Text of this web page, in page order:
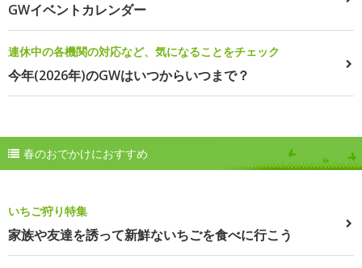
GWイベントカレンダー
連休中の各機関の対応など、気になることをチェック
今年(2026年)のGWはいつからいつまで？
春のおでかけにおすすめ
いちご狩り特集
家族や友達を誘って新鮮ないちごを食べに行こう